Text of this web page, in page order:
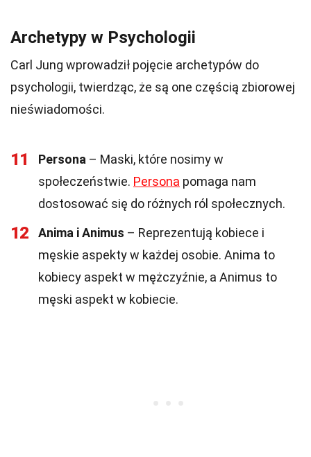
Archetypy w Psychologii
Carl Jung wprowadził pojęcie archetypów do
psychologii, twierdząc, że są one częścią zbiorowej
nieświadomości.
11 Persona – Maski, które nosimy w
społeczeństwie. Persona pomaga nam
dostosować się do różnych ról społecznych.
12 Anima i Animus – Reprezentują kobiece i
męskie aspekty w każdej osobie. Anima to
kobiecy aspekt w mężczyźnie, a Animus to
męski aspekt w kobiecie.